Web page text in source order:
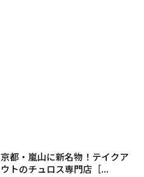
京都・嵐山に新名物！テイクア
ウトのチュロス専門店［...